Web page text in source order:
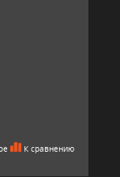
К сравнению